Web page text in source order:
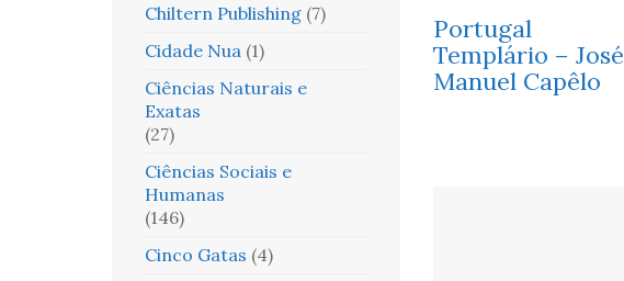
Portugal
Templário – José
Manuel Capêlo
Chiltern Publishing (7)
Cidade Nua (1)
Ciências Naturais e
Exatas
(27)
Ciências Sociais e
Humanas
(146)
Cinco Gatas (4)